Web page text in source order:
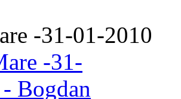
-31-01-2010